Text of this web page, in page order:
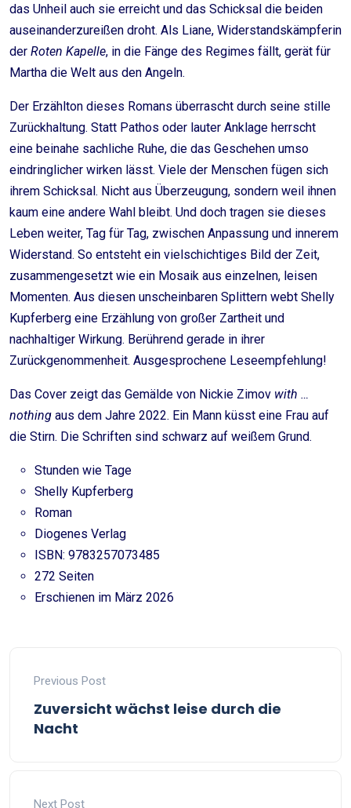
das Unheil auch sie erreicht und das Schicksal die beiden
auseinanderzureißen droht. Als Liane, Widerstandskämpferin
der Roten Kapelle, in die Fänge des Regimes fällt, gerät für
Martha die Welt aus den Angeln.
Der Erzählton dieses Romans überrascht durch seine stille
Zurückhaltung. Statt Pathos oder lauter Anklage herrscht
eine beinahe sachliche Ruhe, die das Geschehen umso
eindringlicher wirken lässt. Viele der Menschen fügen sich
ihrem Schicksal. Nicht aus Überzeugung, sondern weil ihnen
kaum eine andere Wahl bleibt. Und doch tragen sie dieses
Leben weiter, Tag für Tag, zwischen Anpassung und innerem
Widerstand. So entsteht ein vielschichtiges Bild der Zeit,
zusammengesetzt wie ein Mosaik aus einzelnen, leisen
Momenten. Aus diesen unscheinbaren Splittern webt Shelly
Kupferberg eine Erzählung von großer Zartheit und
nachhaltiger Wirkung. Berührend gerade in ihrer
Zurückgenommenheit. Ausgesprochene Leseempfehlung!
Das Cover zeigt das Gemälde von Nickie Zimov with …
nothing aus dem Jahre 2022. Ein Mann küsst eine Frau auf
die Stirn. Die Schriften sind schwarz auf weißem Grund.
Stunden wie Tage
Shelly Kupferberg
Roman
Diogenes Verlag
ISBN: 9783257073485
272 Seiten
Erschienen im März 2026
Previous Post
Zuversicht wächst leise durch die
Nacht
Next Post